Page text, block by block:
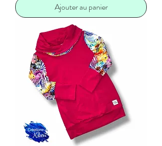
Ajouter au panier